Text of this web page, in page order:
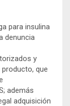
para insulina
denuncia
y
que
además
adquisición